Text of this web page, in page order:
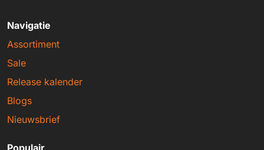
Navigatie
Assortiment
Sale
Release kalender
Blogs
Nieuwsbrief
Populair